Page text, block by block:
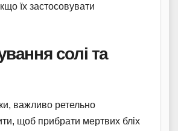
їх застосовувати
солі та
важливо ретельно
щоб прибрати мертвих бліх